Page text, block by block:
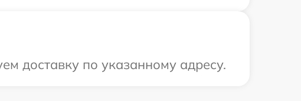
доставку по указанному адресу.